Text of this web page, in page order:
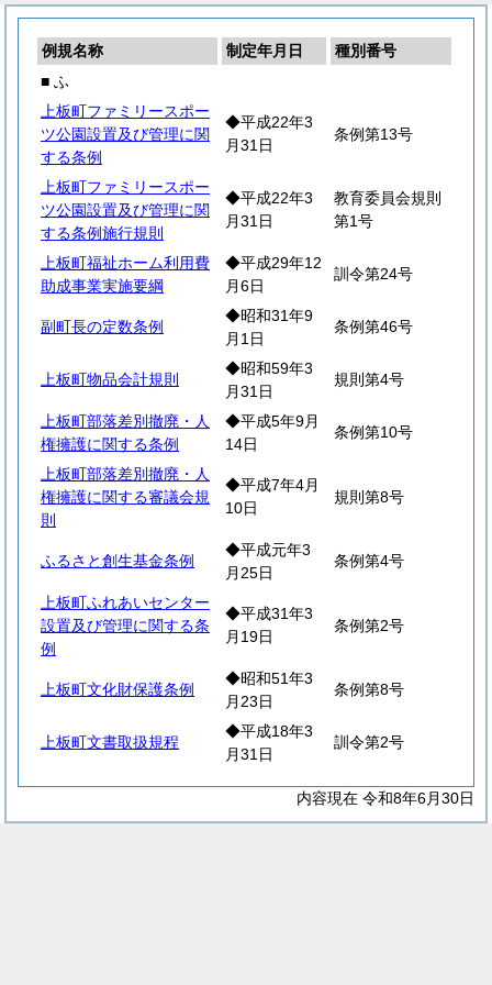
例規名称 制定年月日
種別番号
■ ふ
上板町ファミリースポー
ツ公園設置及び管理に関
する条例
◆平成22年3
月31日
条例第13号
上板町ファミリースポー
ツ公園設置及び管理に関
する条例施行規則
◆平成22年3
月31日
教育委員会規則
第1号
上板町福祉ホーム利用費
助成事業実施要綱
◆平成29年12
月6日
訓令第24号
副町長の定数条例
◆昭和31年9
月1日
条例第46号
上板町物品会計規則
◆昭和59年3
月31日
規則第4号
上板町部落差別撤廃・人
権擁護に関する条例
◆平成5年9月
14日
条例第10号
上板町部落差別撤廃・人
権擁護に関する審議会規
則
◆平成7年4月
10日
規則第8号
ふるさと創生基金条例
◆平成元年3
月25日
条例第4号
上板町ふれあいセンター
設置及び管理に関する条
例
◆平成31年3
月19日
条例第2号
上板町文化財保護条例
◆昭和51年3
月23日
条例第8号
上板町文書取扱規程
◆平成18年3
月31日
訓令第2号
内容現在 令和8年6月30日